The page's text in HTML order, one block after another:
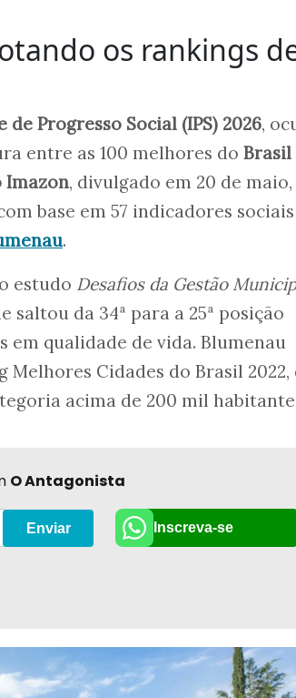
os rankings
de Progresso Social (IPS) 2026,
entre as 100 melhores do Brasil
, divulgado em 20 de maio,
base em 57 indicadores
.
estudo Desafios da Gestão
da 34ª para a 25ª posição
em qualidade de vida. Blumenau
Cidades do Brasil 2022,
acima de 200 mil
O Antagonista
Enviar Inscreva-se